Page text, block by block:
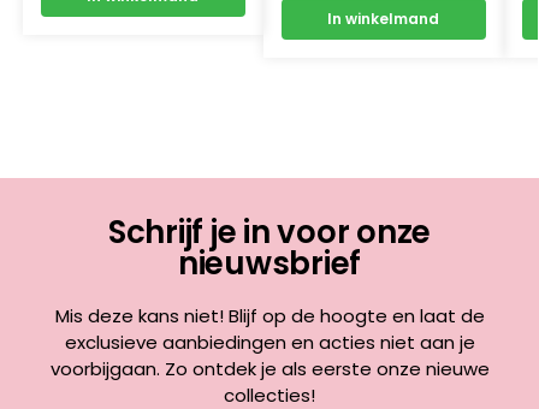
In winkelmand
Schrijf je in voor onze
nieuwsbrief
Mis deze kans niet! Blijf op de hoogte en laat de
exclusieve aanbiedingen en acties niet aan je
voorbijgaan. Zo ontdek je als eerste onze nieuwe
collecties!